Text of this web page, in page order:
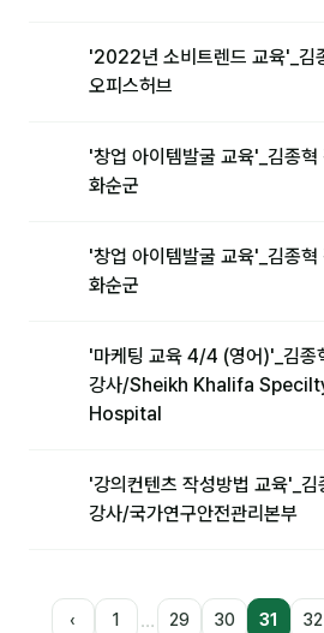
'2022년 소비트렌드 교육'_김
오피스허브
'창업 아이템발굴 교육'_김종
화순군
'창업 아이템발굴 교육'_김종
화순군
'마케팅 교육 4/4 (영어)'_김종
강사/Sheikh Khalifa
Hospital
'강의컨텐츠 작성방법 교육'_김
강사/국가연구안전관리본부
‹ 1 … 29 30 31 32